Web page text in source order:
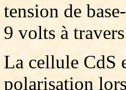
tension de
9 volts à
La cellule CdS
polarisation